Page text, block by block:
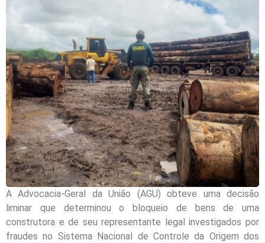
A Advocacia-Geral da União (AGU) obteve uma decisão
liminar que determinou o bloqueio de bens de uma
construtora e de seu representante legal investigados por
fraudes no Sistema Nacional de Controle da Origem dos